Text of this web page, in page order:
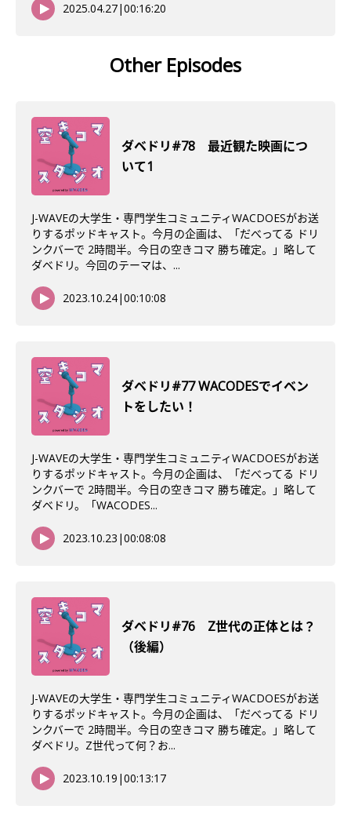
2025.04.27|00:16:20
Other Episodes
ダベドリ#78 最近観た映画につ
いて1
J-WAVEの大学生・専門学生コミュニティWACDOESがお送
りするポッドキャスト。今月の企画は、「だべってる ドリ
ンクバーで 2時間半。今日の空きコマ 勝ち確定。」略して
ダベドリ。今回のテーマは、...
2023.10.24|00:10:08
ダベドリ#77 WACODESでイベン
トをしたい！
J-WAVEの大学生・専門学生コミュニティWACDOESがお送
りするポッドキャスト。今月の企画は、「だべってる ドリ
ンクバーで 2時間半。今日の空きコマ 勝ち確定。」略して
ダベドリ。「WACODES...
2023.10.23 |00:08:08
ダベドリ#76 Z世代の正体とは？
（後編）
J-WAVEの大学生・専門学生コミュニティWACDOESがお送
りするポッドキャスト。今月の企画は、「だべってる ドリ
ンクバーで 2時間半。今日の空きコマ 勝ち確定。」略して
ダベドリ。Z世代って何？お...
2023.10.19 |00:13:17